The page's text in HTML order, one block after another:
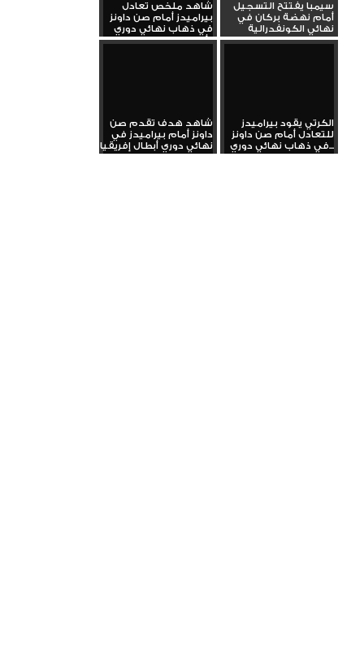
سيمبا يفتتح التسجيل
أمام نهضة بركان في
نهائي الكونفدرالية
شاهد ملخص تعادل
بيراميدز أمام صن داونز
في ذهاب نهائي دوري
أبطال...
الكرتي يقود بيراميدز
للتعادل أمام صن داونز
في ذهاب نهائي دوري...
شاهد هدف تقدم صن
داونز أمام بيراميدز في
نهائي دوري أبطال إفريقيا